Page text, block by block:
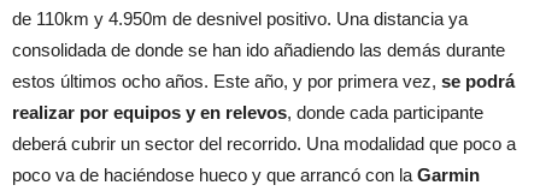
de 110km y 4.950m de desnivel positivo. Una distancia ya
consolidada de donde se han ido añadiendo las demás durante
estos últimos ocho años. Este año, y por primera vez, se podrá
realizar por equipos y en relevos, donde cada participante
deberá cubrir un sector del recorrido. Una modalidad que poco a
poco va de haciéndose hueco y que arrancó con la Garmin